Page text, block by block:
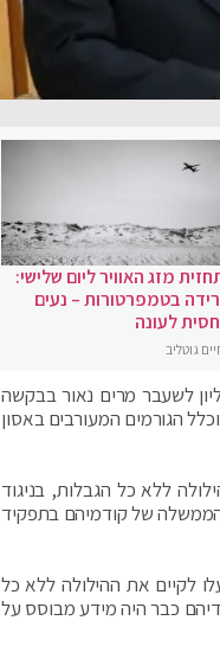
מזג האוויר ליום שלישי:
בטמפרטורות – נעים
לעונה
גוטליב
לשעבר מרים נאור בבקשה
הגורמים המעורבים באסון
ללא כל הגבלות, בניגוד
הממשלה של קודמיהם בתפקיד
לקיים את ההילולה ללא כל
כבר היה מידע מבוסס על